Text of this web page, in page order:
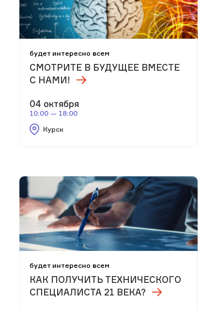
будет интересно всем
СМОТРИТЕ В БУДУЩЕЕ ВМЕСТЕ
С НАМИ!
04 октября
10:00 — 18:00
Курск
будет интересно всем
КАК ПОЛУЧИТЬ ТЕХНИЧЕСКОГО
СПЕЦИАЛИСТА 21 ВЕКА?